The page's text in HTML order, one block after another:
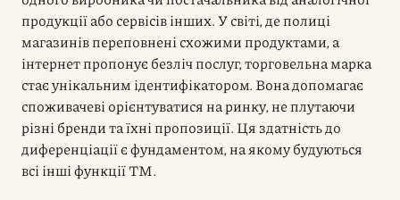
продукції або сервісів інших. У світі, де полиці
магазинів переповнені схожими продуктами, а
інтернет пропонує безліч послуг, торговельна марка
стає унікальним ідентифікатором. Вона допомагає
споживачеві орієнтуватися на ринку, не плутаючи
різні бренди та їхні пропозиції. Ця здатність до
диференціації є фундаментом, на якому будуються
всі інші функції ТМ.